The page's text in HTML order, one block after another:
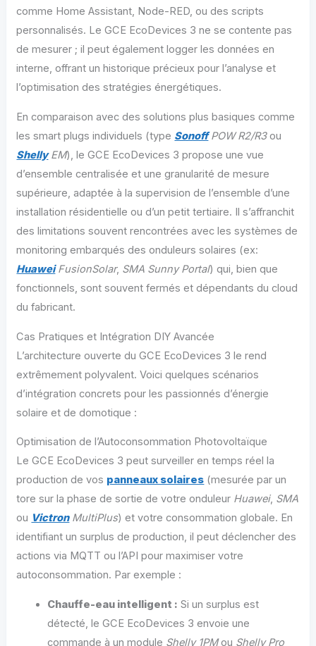
comme Home Assistant, Node-RED, ou des scripts
personnalisés. Le GCE EcoDevices 3 ne se contente pas
de mesurer ; il peut également logger les données en
interne, offrant un historique précieux pour l’analyse et
l’optimisation des stratégies énergétiques.
En comparaison avec des solutions plus basiques comme
les smart plugs individuels (type SonoffPOW R2/R3ou
ShellyEM), le GCE EcoDevices 3 propose une vue
d’ensemble centralisée et une granularité de mesure
supérieure, adaptée à la supervision de l’ensemble d’une
installation résidentielle ou d’un petit tertiaire. Il s’affranchit
des limitations souvent rencontrées avec les systèmes de
monitoring embarqués des onduleurs solaires (ex:
HuaweiFusionSolar, SMA Sunny Portal) qui, bien que
fonctionnels, sont souvent fermés et dépendants du cloud
du fabricant.
Cas Pratiques et Intégration DIY Avancée
L’architecture ouverte du GCE EcoDevices 3 le rend
extrêmement polyvalent. Voici quelques scénarios
d’intégration concrets pour les passionnés d’énergie
solaire et de domotique :
Optimisation de l’Autoconsommation Photovoltaïque
Le GCE EcoDevices 3 peut surveiller en temps réel la
production de vos panneaux solaires (mesurée par un
tore sur la phase de sortie de votre onduleur Huawei, SMA
ou VictronMultiPlus) et votre consommation globale. En
identifiant un surplus de production, il peut déclencher des
actions via MQTT ou l’API pour maximiser votre
autoconsommation. Par exemple :
Chauffe-eau intelligent : Si un surplus est
détecté, le GCE EcoDevices 3 envoie une
commande à un module Shelly 1PMou Shelly Pro